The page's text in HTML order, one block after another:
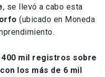
, se llevó a cabo esta
(ubicado en Moneda
400 mil registros sobre
los más de 6 mil